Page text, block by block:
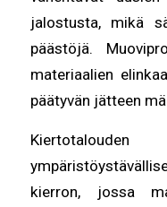
jalostusta, mikä
päästöjä.
materiaalien
päätyvän jätteen
kierron, jossa